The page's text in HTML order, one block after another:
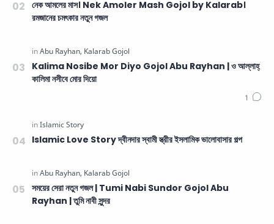
নেক আমলের মাস। Nek Amoler Mash Gojol by Kalarab।
রমজানের চমৎকার নতুন গজল
Kalima Nosibe Mor Diyo Gojol Abu Rayhan | ও আল্লাহ্‌
কালিমা নসীবে মোর দিয়ো
Islamic Love Story দ্বীনদার স্বামী স্ত্রীর ইসলামিক ভালোবাসার গল্প
সময়ের সেরা নতুন গজল | Tumi Nabi Sundor Gojol Abu
Rayhan | তুমি নাবী সুন্দর